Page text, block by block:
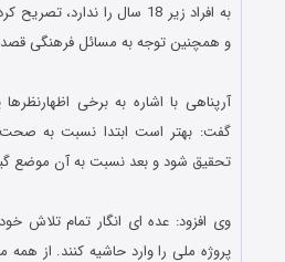
به افراد زیر 18 سال را
و همچنین توجه به مسائل فرهنگی قصد
آرپناهی با اشاره به برخی
گفت: بهتر است ابتدا نسبت به
تحقیق شود و بعد نسبت به آن موضع
وی افزود: عده ای انگار تمام تلاش
پروژه ملی را وارد حاشیه کنند. از